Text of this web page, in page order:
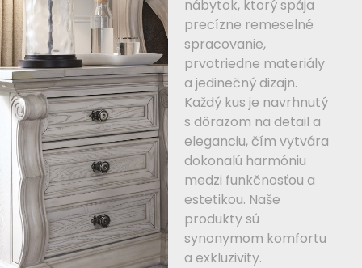
nábytok, ktorý spája
precízne remeselné
spracovanie,
prvotriedne materiály
a jedinečný dizajn.
Každý kus je navrhnutý
s dôrazom na detail a
eleganciu, čím vytvára
dokonalú harmóniu
medzi funkčnosťou a
estetikou. Naše
produkty sú
synonymom komfortu
a exkluzivity.